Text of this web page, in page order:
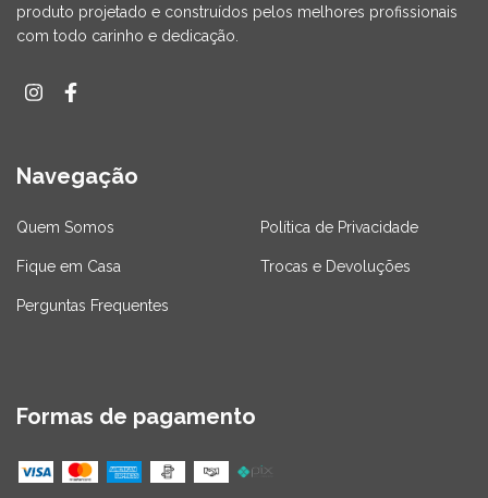
produto projetado e construídos pelos melhores profissionais
com todo carinho e dedicação.
Navegação
Quem Somos Política de Privacidade
Fique em Casa Trocas e Devoluções
Perguntas Frequentes
Formas de pagamento